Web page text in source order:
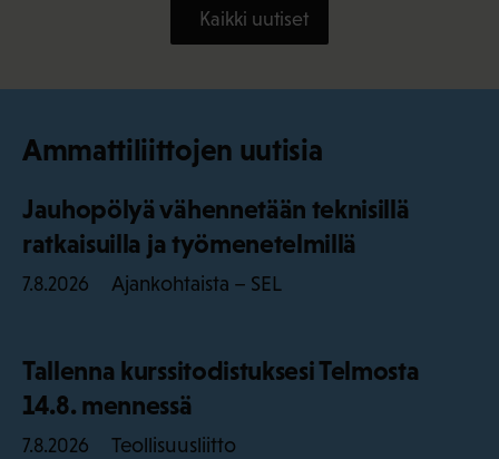
Kaikki uutiset
Ammattiliittojen uutisia
Jauhopölyä vähennetään teknisillä
ratkaisuilla ja työmenetelmillä
7.8.2026 Ajankohtaista – SEL
Tallenna kurssitodistuksesi Telmosta
14.8. mennessä
7.8.2026 Teollisuusliitto